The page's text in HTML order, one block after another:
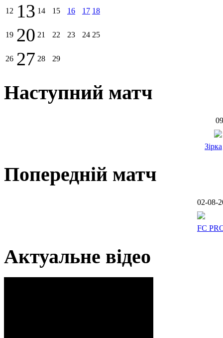
12 13 14 15 16 17 18
19 20 21 22 23 24 25
26 27 28 29
Наступний матч
Зірка
Попередній матч
02-08-
FC
Актуальне відео